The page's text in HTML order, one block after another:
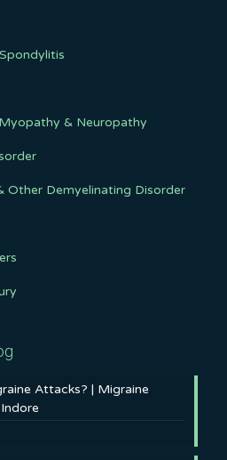
& Neuropathy
Other Demyelinating Disorder
Attacks? | Migraine